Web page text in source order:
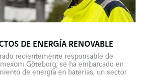
DE ENERGÍA RENOVABLE
recientemente responsable de
Göteborg, se ha embarcado en
de energía en baterías, un sector